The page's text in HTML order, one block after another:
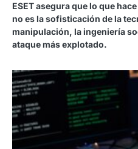
ESET asegura que lo que
no es la sofisticación de la
manipulación, la ingeniería
ataque más explotado.